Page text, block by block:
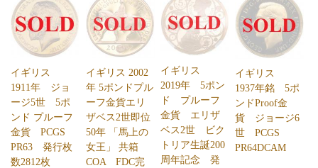
イギリス
1911年 ジョ
ージ5世 5ポ
ンド プルーフ
金貨 PCGS
PR63 発行枚
数2812枚
イギリス 2002
年 5ポンドプル
ーフ金貨エリ
ザベス2世即位
50年 「馬上の
女王」 共箱
COA FDC完
イギリス
2019年 5ポン
ド プルーフ
金貨 エリザ
ベス2世 ビク
トリア生誕200
周年記念 発
イギリス
1937年銘 5ポ
ンドProof金
貨 ジョージ6
世 PCGS
PR64DCAM